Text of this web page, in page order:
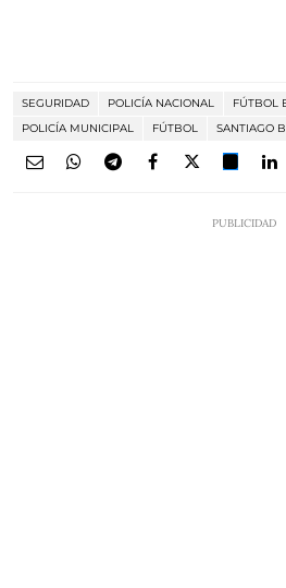
SEGURIDAD POLICÍA NACIONAL
FÚTBOL
POLICÍA MUNICIPAL
FÚTBOL SANTIAGO